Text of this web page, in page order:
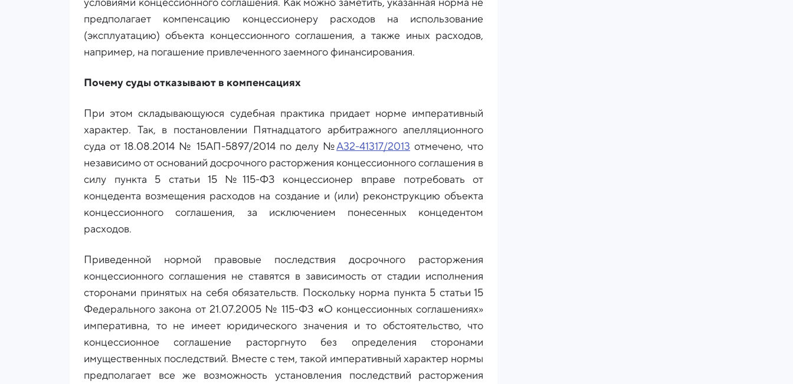
условиями концессионного соглашения. Как можно заметить, указанная норма не
предполагает компенсацию концессионеру расходов на использование
(эксплуатацию) объекта концессионного соглашения, а также иных расходов,
например, на погашение привлеченного заемного финансирования.
Почему суды отказывают в компенсациях
При этом складывающуюся судебная практика придает норме императивный
характер. Так, в постановлении Пятнадцатого арбитражного апелляционного
суда от 18.08.2014 № 15АП-5897/2014 по делу №А32-41317/2013 отмечено, что
независимо от оснований досрочного расторжения концессионного соглашения в
силу пункта 5 статьи 15 №115-ФЗ концессионер вправе потребовать от
концедента возмещения расходов на создание и (или) реконструкцию объекта
концессионного соглашения, за исключением понесенных концедентом
расходов.
Приведенной нормой правовые последствия досрочного расторжения
концессионного соглашения не ставятся в зависимость от стадии исполнения
сторонами принятых на себя обязательств. Поскольку норма пункта 5 статьи 15
Федерального закона от 21.07.2005 № 115-ФЗ «О концессионных соглашениях»
императивна, то не имеет юридического значения и то обстоятельство, что
концессионное соглашение расторгнуто без определения сторонами
имущественных последствий. Вместе с тем, такой императивный характер нормы
предполагает все же возможность установления последствий расторжения